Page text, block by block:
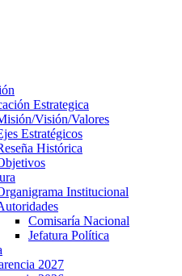
Estrategica
Visión/Valores
Estratégicos
Histórica
Institucional
Comisaría Nacional
Jefatura Política
2027